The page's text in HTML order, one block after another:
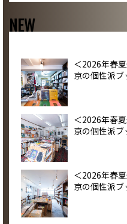
NEW
＜2026年春
京の個性派ブ
＜2026年春
京の個性派ブ
＜2026年春
京の個性派ブ